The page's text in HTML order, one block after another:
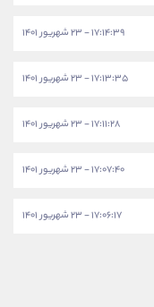
۱۷:۱۴:۳۹ - ۲۳ شهریور ۱۴۰۱
۱۷:۱۳:۳۵ - ۲۳ شهریور ۱۴۰۱
۱۷:۱۱:۲۸ - ۲۳ شهریور ۱۴۰۱
۱۷:۰۷:۴۰ - ۲۳ شهریور ۱۴۰۱
۱۷:۰۶:۱۷ - ۲۳ شهریور ۱۴۰۱